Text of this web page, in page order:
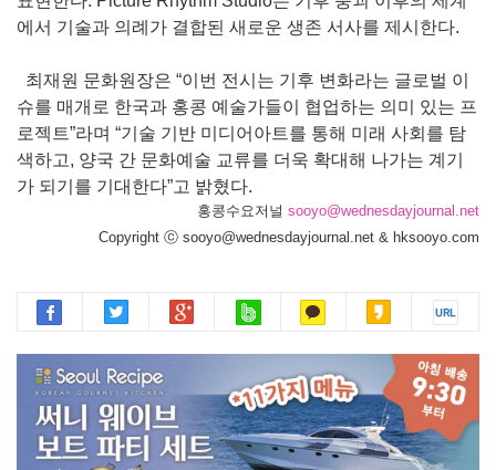
에서 기술과 의례가 결합된 새로운 생존 서사를 제시한다.
최재원 문화원장은 “이번 전시는 기후 변화라는 글로벌 이
슈를 매개로 한국과 홍콩 예술가들이 협업하는 의미 있는 프
로젝트”라며 “기술 기반 미디어아트를 통해 미래 사회를 탐
색하고, 양국 간 문화예술 교류를 더욱 확대해 나가는 계기
가 되기를 기대한다”고 밝혔다.
홍콩수요저널 sooyo@wednesdayjournal.net
Copyright ⓒ sooyo@wednesdayjournal.net & hksooyo.com